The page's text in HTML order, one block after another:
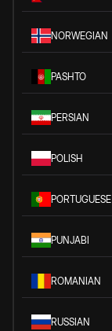
NORWEGIAN
PASHTO
PERSIAN
POLISH
PORTUGUESE
PUNJABI
ROMANIAN
RUSSIAN